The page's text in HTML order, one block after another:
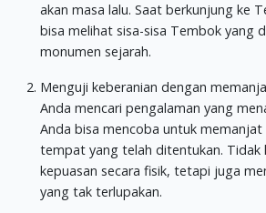
akan masa lalu. Saat berkunjung ke
bisa melihat sisa-sisa Tembok yang
monumen sejarah.
Menguji keberanian dengan
Anda mencari pengalaman yang
Anda bisa mencoba untuk
tempat yang telah ditentukan. Tidak
kepuasan secara fisik, tetapi juga
yang tak terlupakan.